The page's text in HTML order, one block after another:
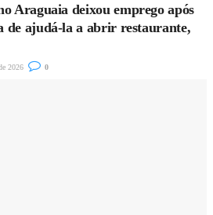
Araguaia deixou emprego após
de ajudá-la a abrir restaurante,
2026 0